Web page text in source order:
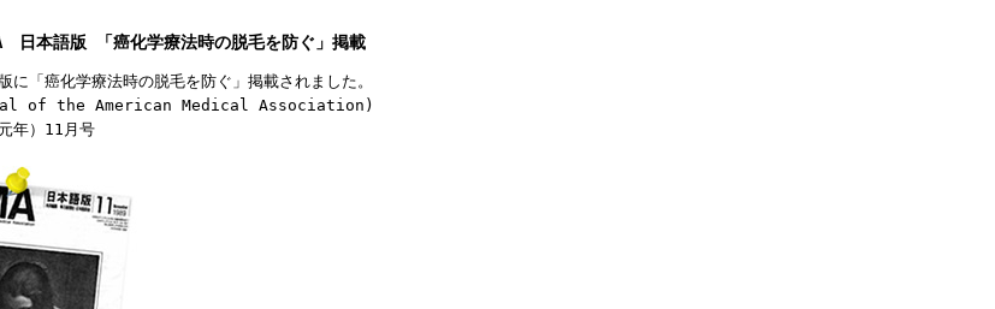
日本語版 「癌化学療法時の脱毛を防ぐ」掲載
に「癌化学療法時の脱毛を防ぐ」掲載されました。
of the American Medical Association)
年） 11 月号